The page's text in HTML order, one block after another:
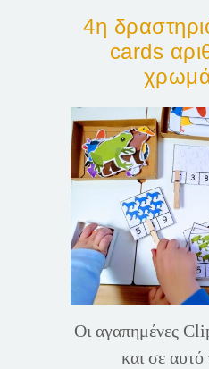
4η
cards
Οι αγαπημένες
και σε